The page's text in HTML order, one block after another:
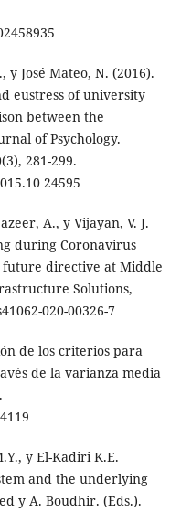
José Mateo, N. (2016).
eustress of university
between the
of Psychology.
281-299.
24595
A., y Vijayan, V. J.
during Coronavirus
directive at Middle
Solutions,
020-00326-7
de los criterios para
de la varianza media
y El-Kadiri K.E.
and the underlying
y A. Boudhir. (Eds.).